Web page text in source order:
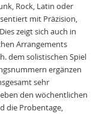
Rock, Latin oder
mit Präzision,
zeigt sich auch in
Arrangements
dem solistischen Spiel
ergänzen
sehr
den wöchentlichen
die Probentage,